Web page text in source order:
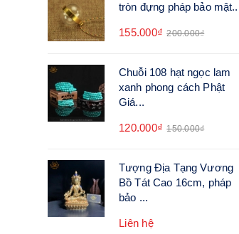
tròn đựng pháp bảo
155.000₫ 200.000₫
Chuỗi 108 hạt ngọc lam
xanh phong cách Phật
Giá...
120.000₫ 150.000₫
Tượng Địa Tạng Vương
Bồ Tát Cao 16cm, pháp
bảo ...
Liên hệ